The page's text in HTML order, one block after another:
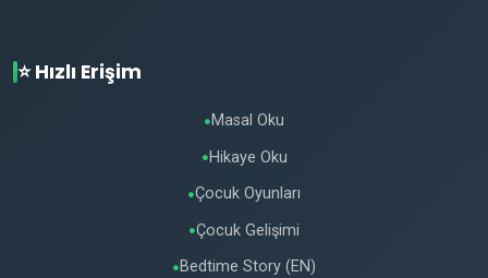
⭐ Hızlı Erişim
● Masal Oku
● Hikaye Oku
●Çocuk Oyunları
●Çocuk Gelişimi
● Bedtime Story (EN)